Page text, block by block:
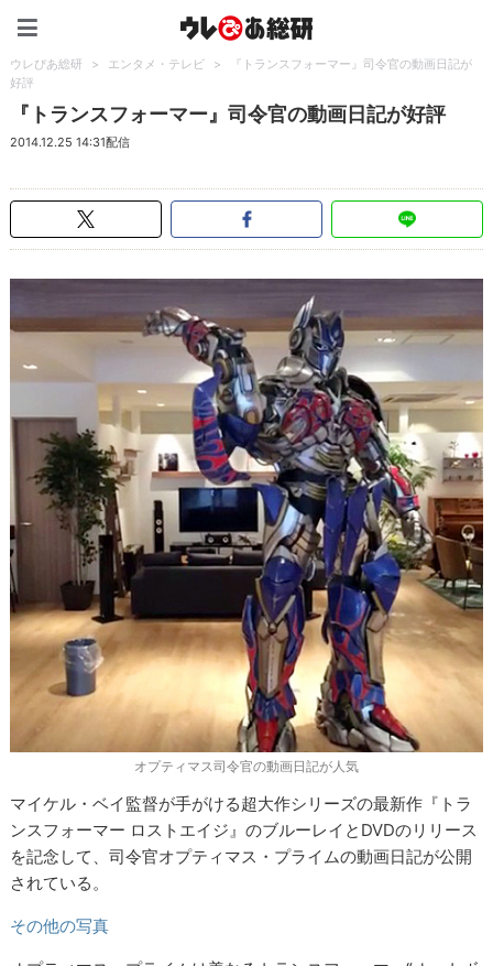
ウレぴあ総研 > エンタメ・テレビ >
『トランスフォーマー』司令官の動画日記が
好評
『トランスフォーマー』司令官の動画日記が好評
2014.12.25 14:31配信
オプティマス司令官の動画日記が人気
マイケル・ベイ監督が手がける超大作シリーズの最新作『トラ
ンスフォーマー ロストエイジ』のブルーレイとDVDのリリース
を記念して、司令官オプティマス・プライムの動画日記が公開
されている。
その他の写真